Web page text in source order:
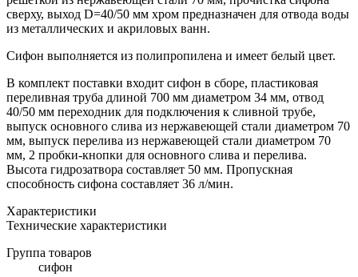
сверху, выход D=40/50 мм хром предназначен для отвода воды
из металлических и акриловых ванн.
Сифон выполняется из полипропилена и имеет белый цвет.
В комплект поставки входит сифон в сборе, пластиковая
переливная труба длиной 700 мм диаметром 34 мм, отвод
40/50 мм переходник для подключения к сливной трубе,
выпуск основного слива из нержавеющей стали диаметром 70
мм, выпуск перелива из нержавеющей стали диаметром 70
мм, 2 пробки-кнопки для основного слива и перелива.
Высота гидрозатвора составляет 50 мм. Пропускная
способность сифона составляет 36 л/мин.
Характеристики
Технические характеристики
Группа товаров
сифон